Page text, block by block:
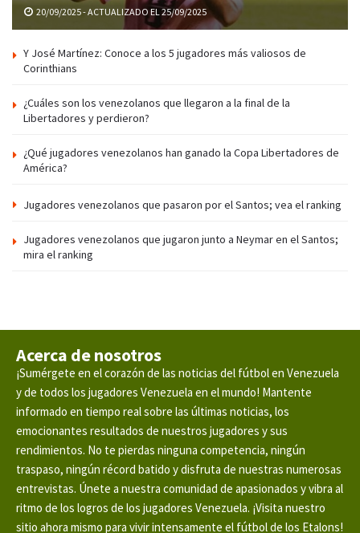
20/09/2025 - ACTUALIZADO EL 25/09/2025
Y José Martínez: Conoce a los 5 jugadores más valiosos de
Corinthians
¿Cuáles son los venezolanos que llegaron a la final de la
Libertadores y perdieron?
¿Qué jugadores venezolanos han ganado la Copa Libertadores de
América?
Jugadores venezolanos que pasaron por el Santos; vea el ranking
Jugadores venezolanos que jugaron junto a Neymar en el Santos;
mira el ranking
Acerca de nosotros
¡Sumérgete en el corazón de las noticias del fútbol en Venezuela
y de todos los jugadores Venezuela en el mundo! Mantente
informado en tiempo real sobre las últimas noticias, los
emocionantes resultados de nuestros jugadores y sus
rendimientos. No te pierdas ninguna competencia, ningún
traspaso, ningún récord batido y disfruta de nuestras numerosas
entrevistas. Únete a nuestra comunidad de apasionados y vibra al
ritmo de los logros de los jugadores Venezuela. ¡Visita nuestro
sitio ahora mismo para vivir intensamente el fútbol de los Etalons!